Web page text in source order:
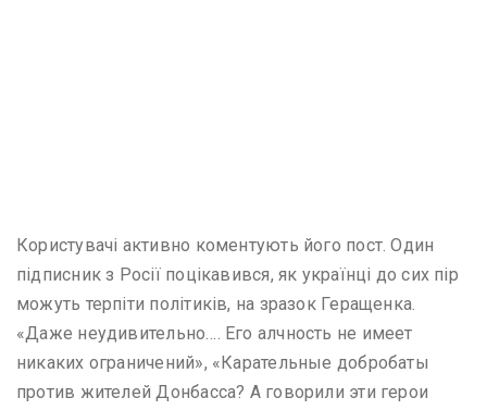
Користувачі активно коментують його пост. Один
підписник з Росії поцікавився, як українці до сих пір
можуть терпіти політиків, на зразок Геращенка.
«Даже неудивительно…. Его алчность не имеет
никаких ограничений», «Карательные добробаты
против жителей Донбасса? А говорили эти герои